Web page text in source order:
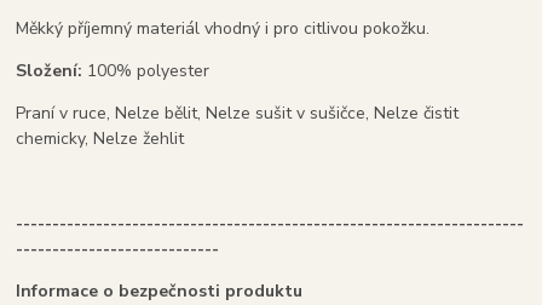
Měkký příjemný materiál vhodný i pro citlivou pokožku.
Složení: 100% polyester
Praní v ruce, Nelze bělit, Nelze sušit v sušičce, Nelze čistit
chemicky, Nelze žehlit
----------------------------------------------------------------------
----------------------------
Informace o bezpečnosti produktu